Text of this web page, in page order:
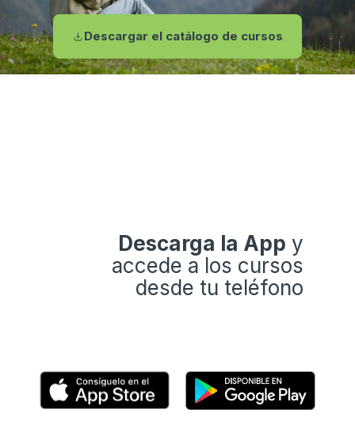
Descargar el catálogo de cursos
Descarga la App y
accede a los cursos
desde tu teléfono